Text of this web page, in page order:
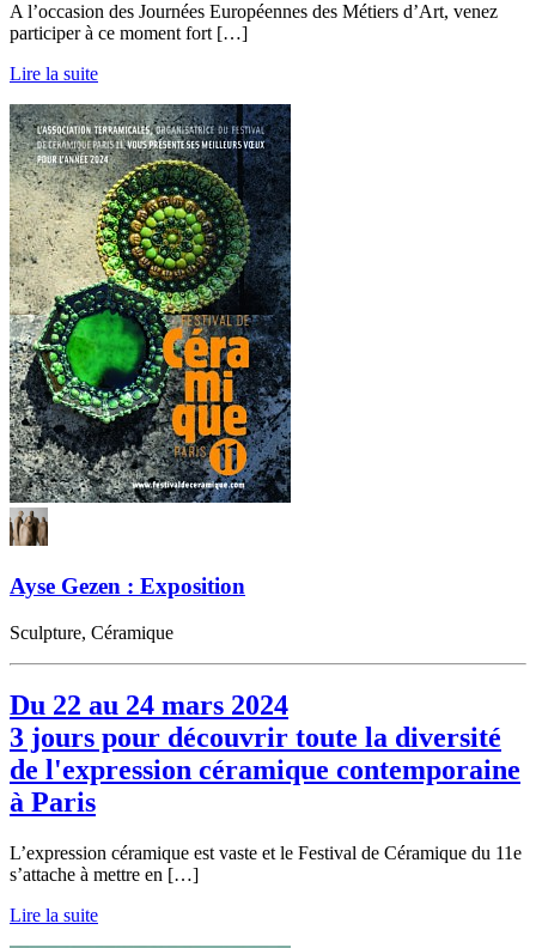
A l’occasion des Journées Européennes des Métiers d’Art, venez
participer à ce moment fort […]
Lire la suite
Ayse Gezen : Exposition
Sculpture, Céramique
Du 22 au 24 mars 2024
3 jours pour découvrir toute la diversité
de l'expression céramique contemporaine
à Paris
L’expression céramique est vaste et le Festival de Céramique du 11e
s’attache à mettre en […]
Lire la suite